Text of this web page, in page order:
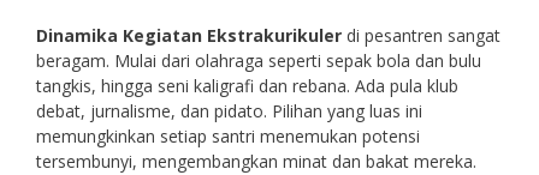
Dinamika Kegiatan Ekstrakurikuler di pesantren sangat
beragam. Mulai dari olahraga seperti sepak bola dan bulu
tangkis, hingga seni kaligrafi dan rebana. Ada pula klub
debat, jurnalisme, dan pidato. Pilihan yang luas ini
memungkinkan setiap santri menemukan potensi
tersembunyi, mengembangkan minat dan bakat mereka.